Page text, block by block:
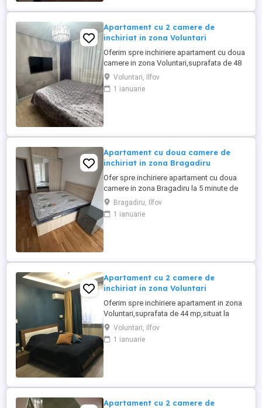
mobilat ...
Apartament cu 2 camere de
inchiriat in zona Voluntari
Oferim spre inchiriere apartament cu doua
camere in zona Voluntari,suprafata de 48
mp,situat la etajul 2,ideal pentru un cuplu
sau o persoana care vrea putin mai mult
confort. Ai statia Cartier Voluntari,liniile
Voluntari, Ilfov
1 ianuarie
Apartament cu doua camere de
inchiriat in zona Bragadiru
Ofer spre inchiriere apartament cu doua
camere in zona Bragadiru la 5 minute de
La Reina Pizza. Apartamentul dispune de
50mp utili complet mobilat si utilat situat
la etajul 3.
Bragadiru, Ilfov
1 ianuarie
Apartament cu 2 camere de
inchiriat in zona Voluntari
Oferim spre inchiriere apartament in zona
Voluntari,suprafata de 44 mp,situat la
etajul 5,un apartament aerisit cu spatiu
suficient pentru un cuplu. Transportul e la
indemana prin statia Voluntari
Voluntari, Ilfov
1 ianuarie
Apartament cu 2 camere de